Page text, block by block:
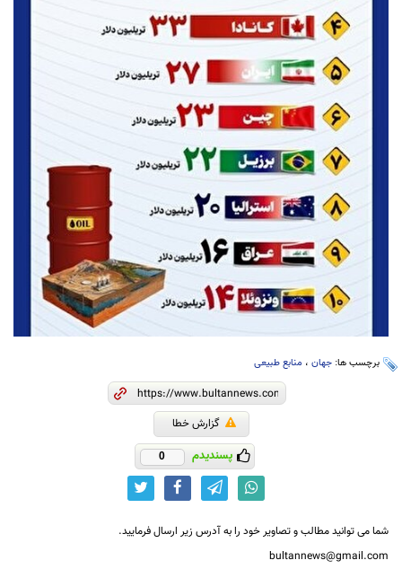
برچسب ها: جهان ، منابع طبیعی
گزارش خطا
پسندیدم 0
شما می توانید مطالب و تصاویر خود را به آدرس زیر ارسال فرمایید.
bultannews@gmail.com